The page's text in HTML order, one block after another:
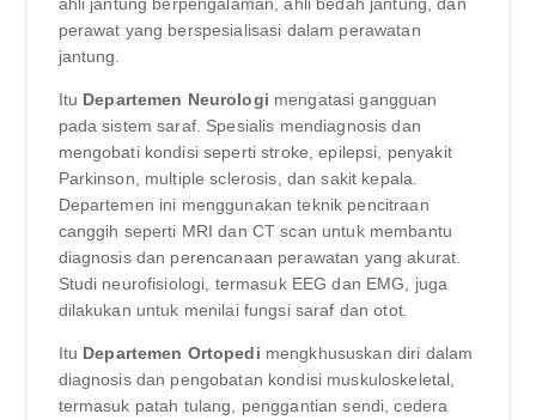
perawat yang berspesialisasi dalam perawatan
jantung.
Itu Departemen Neurologi mengatasi gangguan
pada sistem saraf. Spesialis mendiagnosis dan
mengobati kondisi seperti stroke, epilepsi, penyakit
Parkinson, multiple sclerosis, dan sakit kepala.
Departemen ini menggunakan teknik pencitraan
canggih seperti MRI dan CT scan untuk membantu
diagnosis dan perencanaan perawatan yang akurat.
Studi neurofisiologi, termasuk EEG dan EMG, juga
dilakukan untuk menilai fungsi saraf dan otot.
Itu Departemen Ortopedi mengkhususkan diri dalam
diagnosis dan pengobatan kondisi muskuloskeletal,
termasuk patah tulang, penggantian sendi, cedera